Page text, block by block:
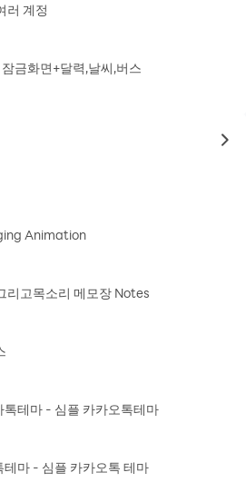
러 계정
금화면+달력,날씨,버스
to
Animation
리고목소리 메모장 Notes
톡테마 - 심플 카카오톡테마
테마 - 심플 카카오톡 테마